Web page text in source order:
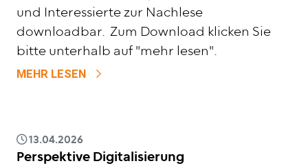
und Interessierte zur Nachlese
downloadbar. Zum Download klicken Sie
bitte unterhalb auf "mehr lesen".
MEHR LESEN ZU FACHTAGUNG 2026 „FOKUS
13.04.2026
Perspektive Digitalisierung